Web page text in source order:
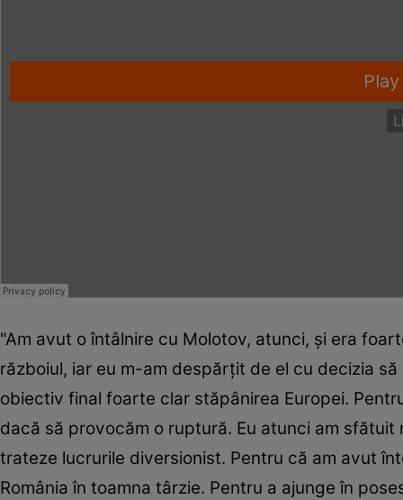
"Am avut o întâlnire cu Molotov, atunci, şi era
războiul, iar eu m-am despărţit de el cu decizia
obiectiv final foarte clar stăpânirea Europei.
dacă să provocăm o ruptură. Eu atunci am
trateze lucrurile diversionist. Pentru că am avut
România în toamna târzie. Pentru a ajunge în